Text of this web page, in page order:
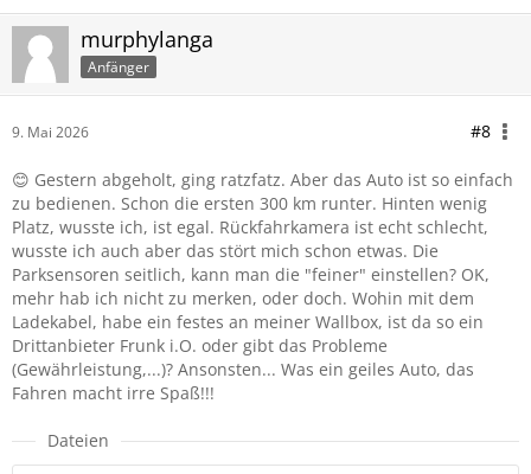
murphylanga
Anfänger
9. Mai 2026 #8
😊 Gestern abgeholt, ging ratzfatz. Aber das Auto ist so einfach
zu bedienen. Schon die ersten 300 km runter. Hinten wenig
Platz, wusste ich, ist egal. Rückfahrkamera ist echt schlecht,
wusste ich auch aber das stört mich schon etwas. Die
Parksensoren seitlich, kann man die "feiner" einstellen? OK,
mehr hab ich nicht zu merken, oder doch. Wohin mit dem
Ladekabel, habe ein festes an meiner Wallbox, ist da so ein
Drittanbieter Frunk i.O. oder gibt das Probleme
(Gewährleistung,...)? Ansonsten... Was ein geiles Auto, das
Fahren macht irre Spaß!!!
Dateien